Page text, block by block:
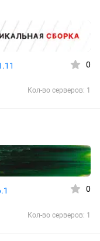
0
Кол-во серверов: 1
0
Кол-во серверов: 1